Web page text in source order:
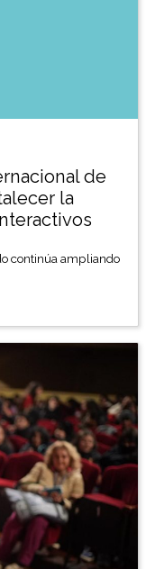
de
la
continúa ampliando